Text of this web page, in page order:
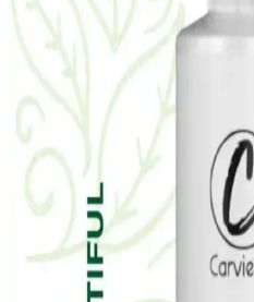
NIVEA Expert Filler
Gündüz Bakım Kremi
Yöntemleri
NIVEA Expert Filler Yoğun
Kremi, hyaluronik asit ve SPF 30
belirtilerine karşı korur ve
ve parfümsüzdür.
EDLIKE Saf Yağlardan
Sabunu Doğal ve Etkili